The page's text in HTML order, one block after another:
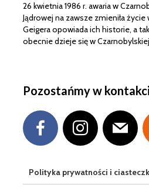
26 kwietnia 1986 r. awaria w
Jądrowej na zawsze zmieniła życie
Geigera opowiada ich historie, a
obecnie dzieje się w
Pozostańmy w
Polityka prywatności i